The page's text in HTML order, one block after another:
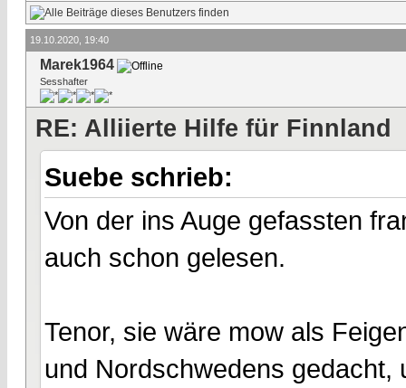
19.10.2020, 19:40
Marek1964
Sesshafter
RE: Alliierte Hilfe für Finnland
Suebe schrieb:
Von der ins Auge gefassten
auch schon gelesen.
Tenor, sie wäre mow als
und Nordschwedens